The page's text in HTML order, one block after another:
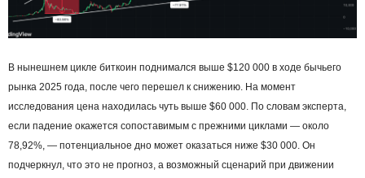
В нынешнем цикле биткоин поднимался выше $120 000 в ходе бычьего
рынка 2025 года, после чего перешел к снижению. На момент
исследования цена находилась чуть выше $60 000. По словам эксперта,
если падение окажется сопоставимым с прежними циклами — около
78,92%, — потенциальное дно может оказаться ниже $30 000. Он
подчеркнул, что это не прогноз, а возможный сценарий при движении